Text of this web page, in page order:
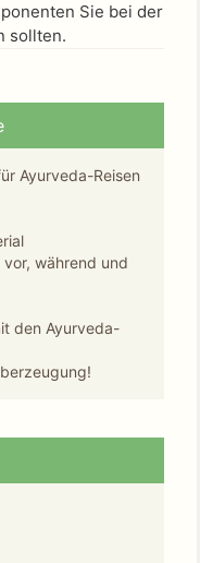
Sie bei der
sollten.
Ayurveda-Reisen
während und
den Ayurveda-